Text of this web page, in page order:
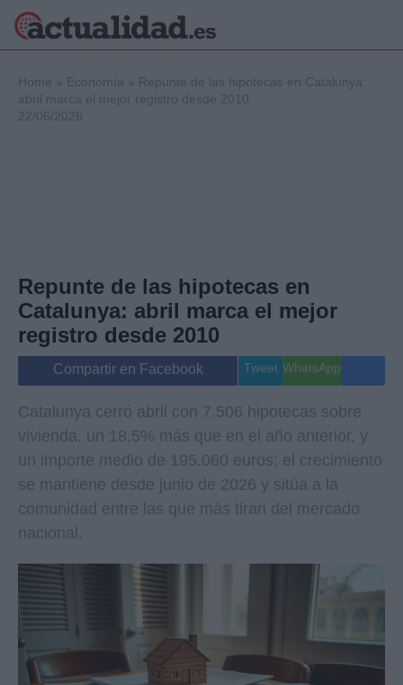
Internacional
Viajes
Gente
Musica
Home » Economía » Repunte de las hipotecas en Catalunya:
abril marca el mejor registro desde 2010
22/06/2026
Repunte de las hipotecas en
Catalunya: abril marca el mejor
registro desde 2010
Compartir en Facebook Tweet WhatsApp
Catalunya cerró abril con 7.506 hipotecas sobre
vivienda, un 18,5% más que en el año anterior, y
un importe medio de 195.060 euros; el crecimiento
se mantiene desde junio de 2026 y sitúa a la
comunidad entre las que más tiran del mercado
nacional.